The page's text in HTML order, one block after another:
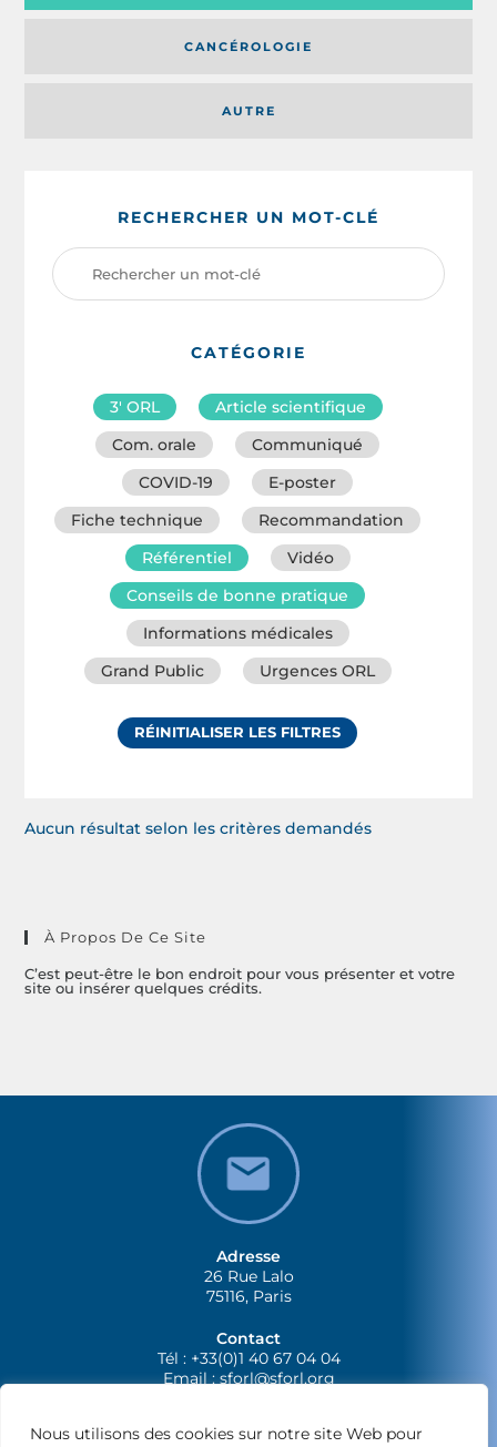
Nous utilisons des cookies sur notre site Web pour
AUTRE
CANCÉROLOGIE
RECHERCHER UN MOT-CLÉ
CATÉGORIE
3′ ORL
Article scientifique
Com. orale
Communiqué
COVID-19
E-poster
Fiche technique
Recommandation
Référentiel
Vidéo
Conseils de bonne pratique
Informations médicales
Grand Public
Urgences ORL
RÉINITIALISER LES FILTRES
Aucun résultat selon les critères demandés
À Propos De Ce Site
C’est peut-être le bon endroit pour vous présenter et votre
site ou insérer quelques crédits.
Adresse
26 Rue Lalo
75116, Paris
Contact
Tél : +33(0)1 40 67 04 04
Email :sforl@sforl.org